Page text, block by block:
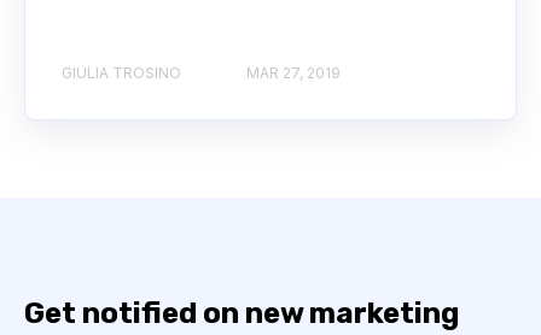
GIULIA TROSINO MAR 27, 2019
Get notified on new marketing